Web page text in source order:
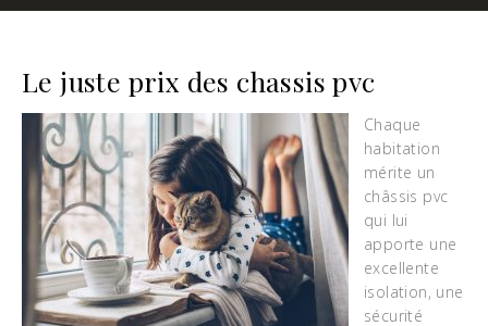
Le juste prix des chassis pvc
Chaque
habitation
mérite un
châssis pvc
qui lui
apporte une
excellente
isolation, une
sécurité